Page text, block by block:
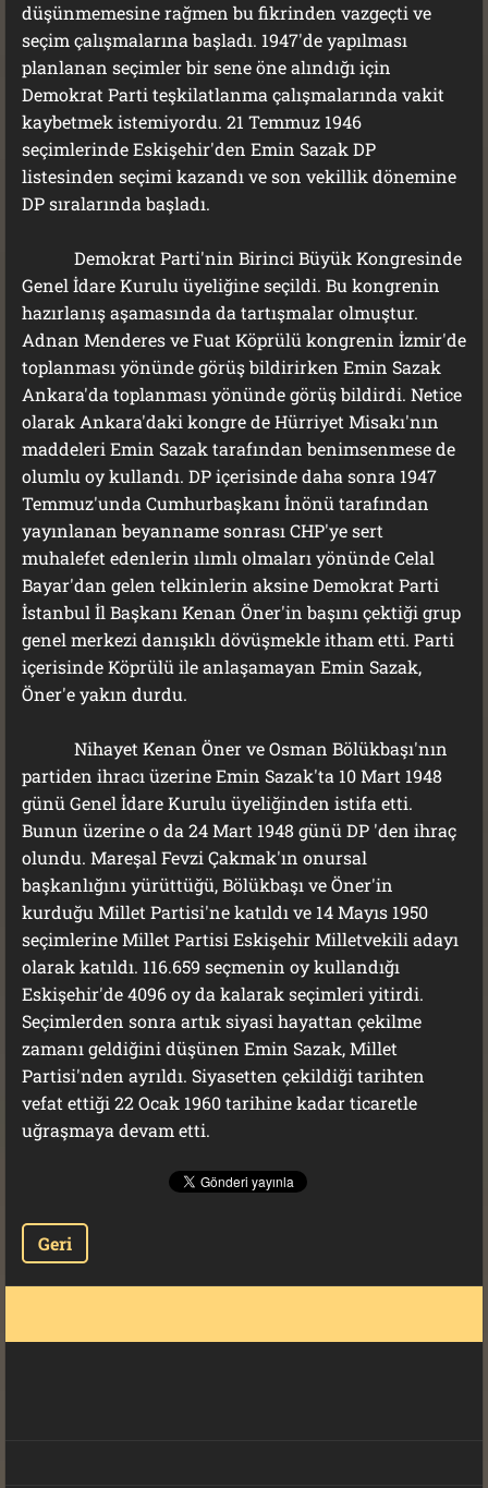
düşünmemesine rağmen bu fikrinden vazgeçti ve
seçim çalışmalarına başladı. 1947'de yapılması
planlanan seçimler bir sene öne alındığı için
Demokrat Parti teşkilatlanma çalışmalarında vakit
kaybetmek istemiyordu. 21 Temmuz 1946
seçimlerinde Eskişehir'den Emin Sazak DP
listesinden seçimi kazandı ve son vekillik dönemine
DP sıralarında başladı.
Demokrat Parti'nin Birinci Büyük Kongresinde
Genel İdare Kurulu üyeliğine seçildi. Bu kongrenin
hazırlanış aşamasında da tartışmalar olmuştur.
Adnan Menderes ve Fuat Köprülü kongrenin İzmir'de
toplanması yönünde görüş bildirirken Emin Sazak
Ankara'da toplanması yönünde görüş bildirdi. Netice
olarak Ankara'daki kongre de Hürriyet Misakı'nın
maddeleri Emin Sazak tarafından benimsenmese de
olumlu oy kullandı. DP içerisinde daha sonra 1947
Temmuz'unda Cumhurbaşkanı İnönü tarafından
yayınlanan beyanname sonrası CHP'ye sert
muhalefet edenlerin ılımlı olmaları yönünde Celal
Bayar'dan gelen telkinlerin aksine Demokrat Parti
İstanbul İl Başkanı Kenan Öner'in başını çektiği grup
genel merkezi danışıklı dövüşmekle itham etti. Parti
içerisinde Köprülü ile anlaşamayan Emin Sazak,
Öner'e yakın durdu.
Nihayet Kenan Öner ve Osman Bölükbaşı'nın
partiden ihracı üzerine Emin Sazak'ta 10 Mart 1948
günü Genel İdare Kurulu üyeliğinden istifa etti.
Bunun üzerine o da 24 Mart 1948 günü DP 'den ihraç
olundu. Mareşal Fevzi Çakmak'ın onursal
başkanlığını yürüttüğü, Bölükbaşı ve Öner'in
kurduğu Millet Partisi'ne katıldı ve 14 Mayıs 1950
seçimlerine Millet Partisi Eskişehir Milletvekili adayı
olarak katıldı. 116.659 seçmenin oy kullandığı
Eskişehir'de 4096 oy da kalarak seçimleri yitirdi.
Seçimlerden sonra artık siyasi hayattan çekilme
zamanı geldiğini düşünen Emin Sazak, Millet
Partisi'nden ayrıldı. Siyasetten çekildiği tarihten
vefat ettiği 22 Ocak 1960 tarihine kadar ticaretle
uğraşmaya devam etti.
Geri